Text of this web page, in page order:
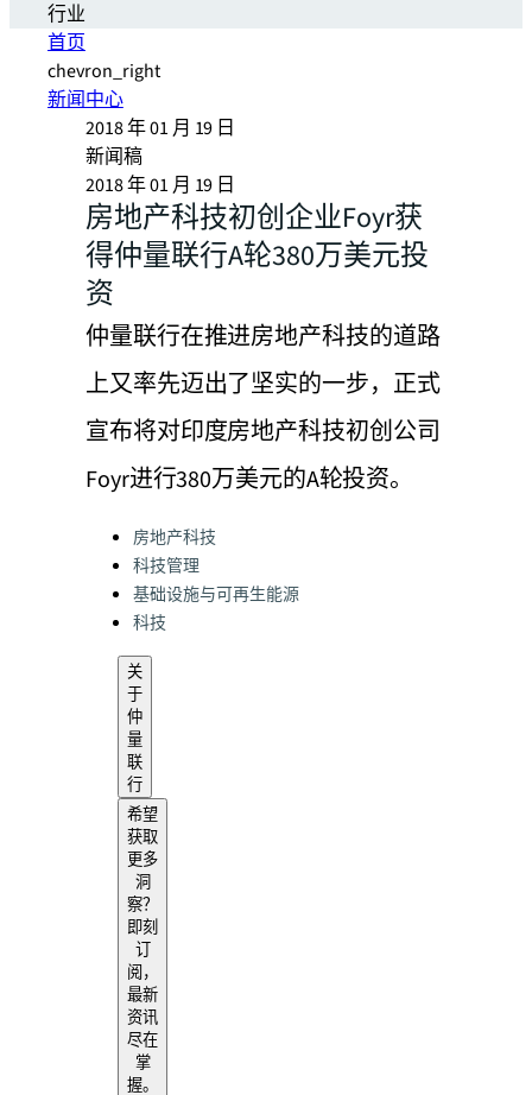
行业
首页
chevron_right
新闻中心
2018 年 01 月 19 日
新闻稿
2018 年 01 月 19 日
房地产科技初创企业Foyr获
得仲量联行A轮380万美元投
资
仲量联行在推进房地产科技的道路
上又率先迈出了坚实的一步，正式
宣布将对印度房地产科技初创公司
Foyr进行380万美元的A轮投资。
Categories:
房地产科技
科技管理
基础设施与可再生能源
科技
关
于
仲
量
联
行​
希望
获取
更多
洞
察？
即刻
订
阅，
最新
资讯
尽在
掌
握。